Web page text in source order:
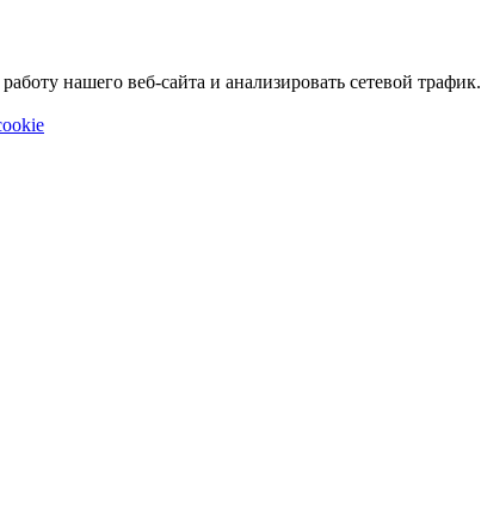
нашего веб-сайта и анализировать сетевой трафик.